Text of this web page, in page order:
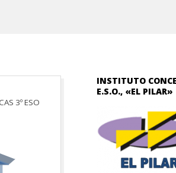
3º ESO
INSTITUTO
E.S.O., «EL PILAR»